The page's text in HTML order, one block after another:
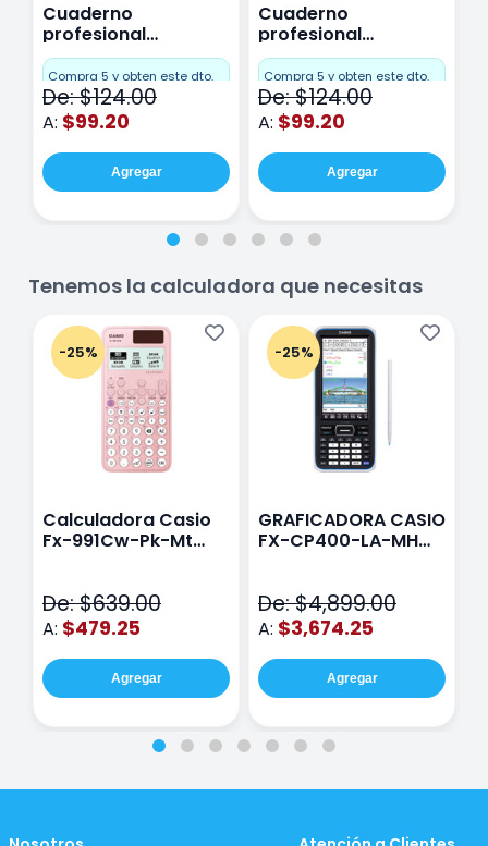
Cuaderno
profesional
Miquelrius Emotions
Cuadro Chico 80
hojas Rosa
Compra 5 y obten este dto.
De: $124.00
A: $99.20
Agregar
Cuaderno
profesional
Miquelrius Emotions
raya 80 hojas
Purpura
Compra 5 y obten este dto.
De: $124.00
A: $99.20
Agregar
Tenemos la calculadora que necesitas
-25%
Calculadora Casio
Fx-991Cw-Pk-Mt
De: $639.00
A: $479.25
Agregar
-25%
GRAFICADORA CASIO
FX-CP400-LA-MH
De: $4,899.00
A: $3,674.25
Agregar